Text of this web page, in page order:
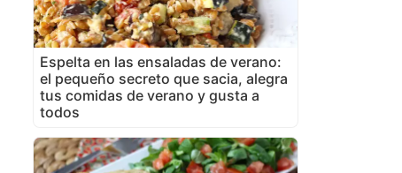
Espelta en las ensaladas de verano:
el pequeño secreto que sacia, alegra
tus comidas de verano y gusta a
todos